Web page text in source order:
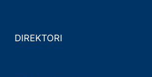
DIREKTORI